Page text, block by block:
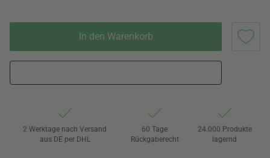
In den Warenkorb
2 Werktage nach Versand
aus DE per DHL
60 Tage
Rückgaberecht
24.000 Produkte
lagernd